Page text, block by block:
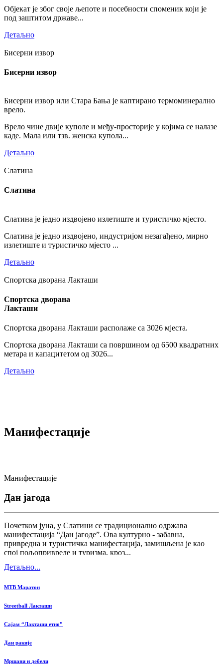
Објекат је због своје љепоте и посебности споменик који је
под заштитом државе...
Детаљно
Бисерни извор
Бисерни извор
Бисерни извор или Стара Бања је каптирано термоминерално
врело.
Врело чине двије куполе и међу-просторије у којима се налазе
каде. Мала или тзв. женска купола...
Детаљно
Слатина
Слатина
Слатина је једно издвојено излетиште и туристичко мјесто.
Слатина је једно издвојено, индустријом незагађено, мирно
излетиште и туристичко мјесто ...
Детаљно
Спортска дворана Лакташи
Спортска дворана
Лакташи
Спортска дворана Лакташи располаже са 3026 мјеста.
Спортска дворана Лакташи са површином од 6500 квадратних
метара и капацитетом од 3026...
Детаљно
Манифестације
Манифестације
Дан јагода
Почетком јуна, у Слатини се традиционално одржава
манифестација “Дан јагоде”. Ова културно - забавна,
привредна и туристичка манифестација, замишљена је као
спој пољопривреде и туризма, кроз...
Детаљно...
MTB Маратон
Streetball Лакташи
Сајам “Лакташи етно”
Дан ракије
Мршави и дебели